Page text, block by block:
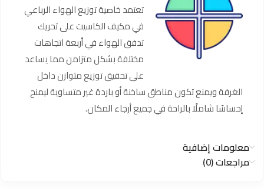
تعتمد خاصية توزيع الهواء الرباعي
في مكيف الكاسيت على تحريك
تدفق الهواء في أربعة اتجاهات
مختلفة بشكل متزامن مما يساعد
على تحقيق توزيع متوازن داخل
الغرفة ويمنع تكون مناطق ساخنة أو باردة غير متساوية ليمنح
إحساسًا شاملًا بالراحة في جميع أرجاء المكان.
معلومات إضافية
مراجعات (0)